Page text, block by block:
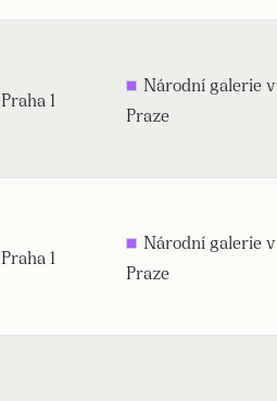
Praha 1
Národní galerie v
Praze
Praha 1
Národní galerie v
Praze